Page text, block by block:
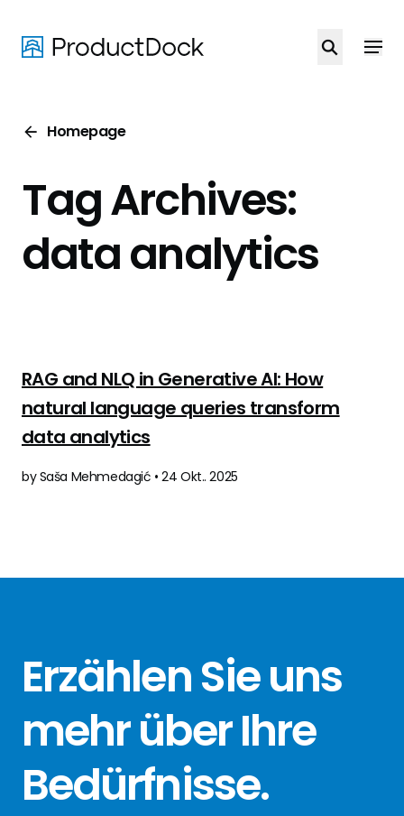
main
Homepage
Tag Archives:
data analytics
RAG and NLQ in Generative AI: How
natural language queries transform
data analytics
by Saša Mehmedagić • 24 Okt.. 2025
Erzählen Sieuns
mehr überIhre
Bedürfnisse.